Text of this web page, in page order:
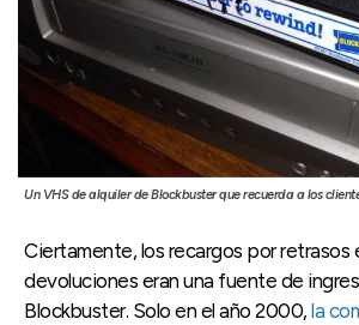
Un VHS de alquiler de Blockbuster que recuerda a los
Ciertamente, los recargos por retrasos
devoluciones eran una fuente de
Blockbuster. Solo en el año 2000, la